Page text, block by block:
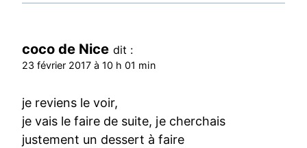
coco de Nice dit :
23 février 2017 à 10 h 01 min
je reviens le voir,
je vais le faire de suite, je cherchais
justement un dessert à faire